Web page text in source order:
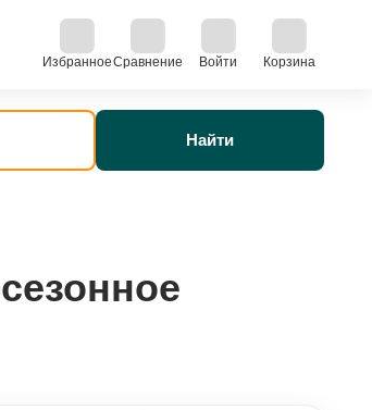
ИзбранноеСравнение Войти Корзина
Найти